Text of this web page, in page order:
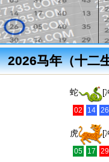
2026马年（十二